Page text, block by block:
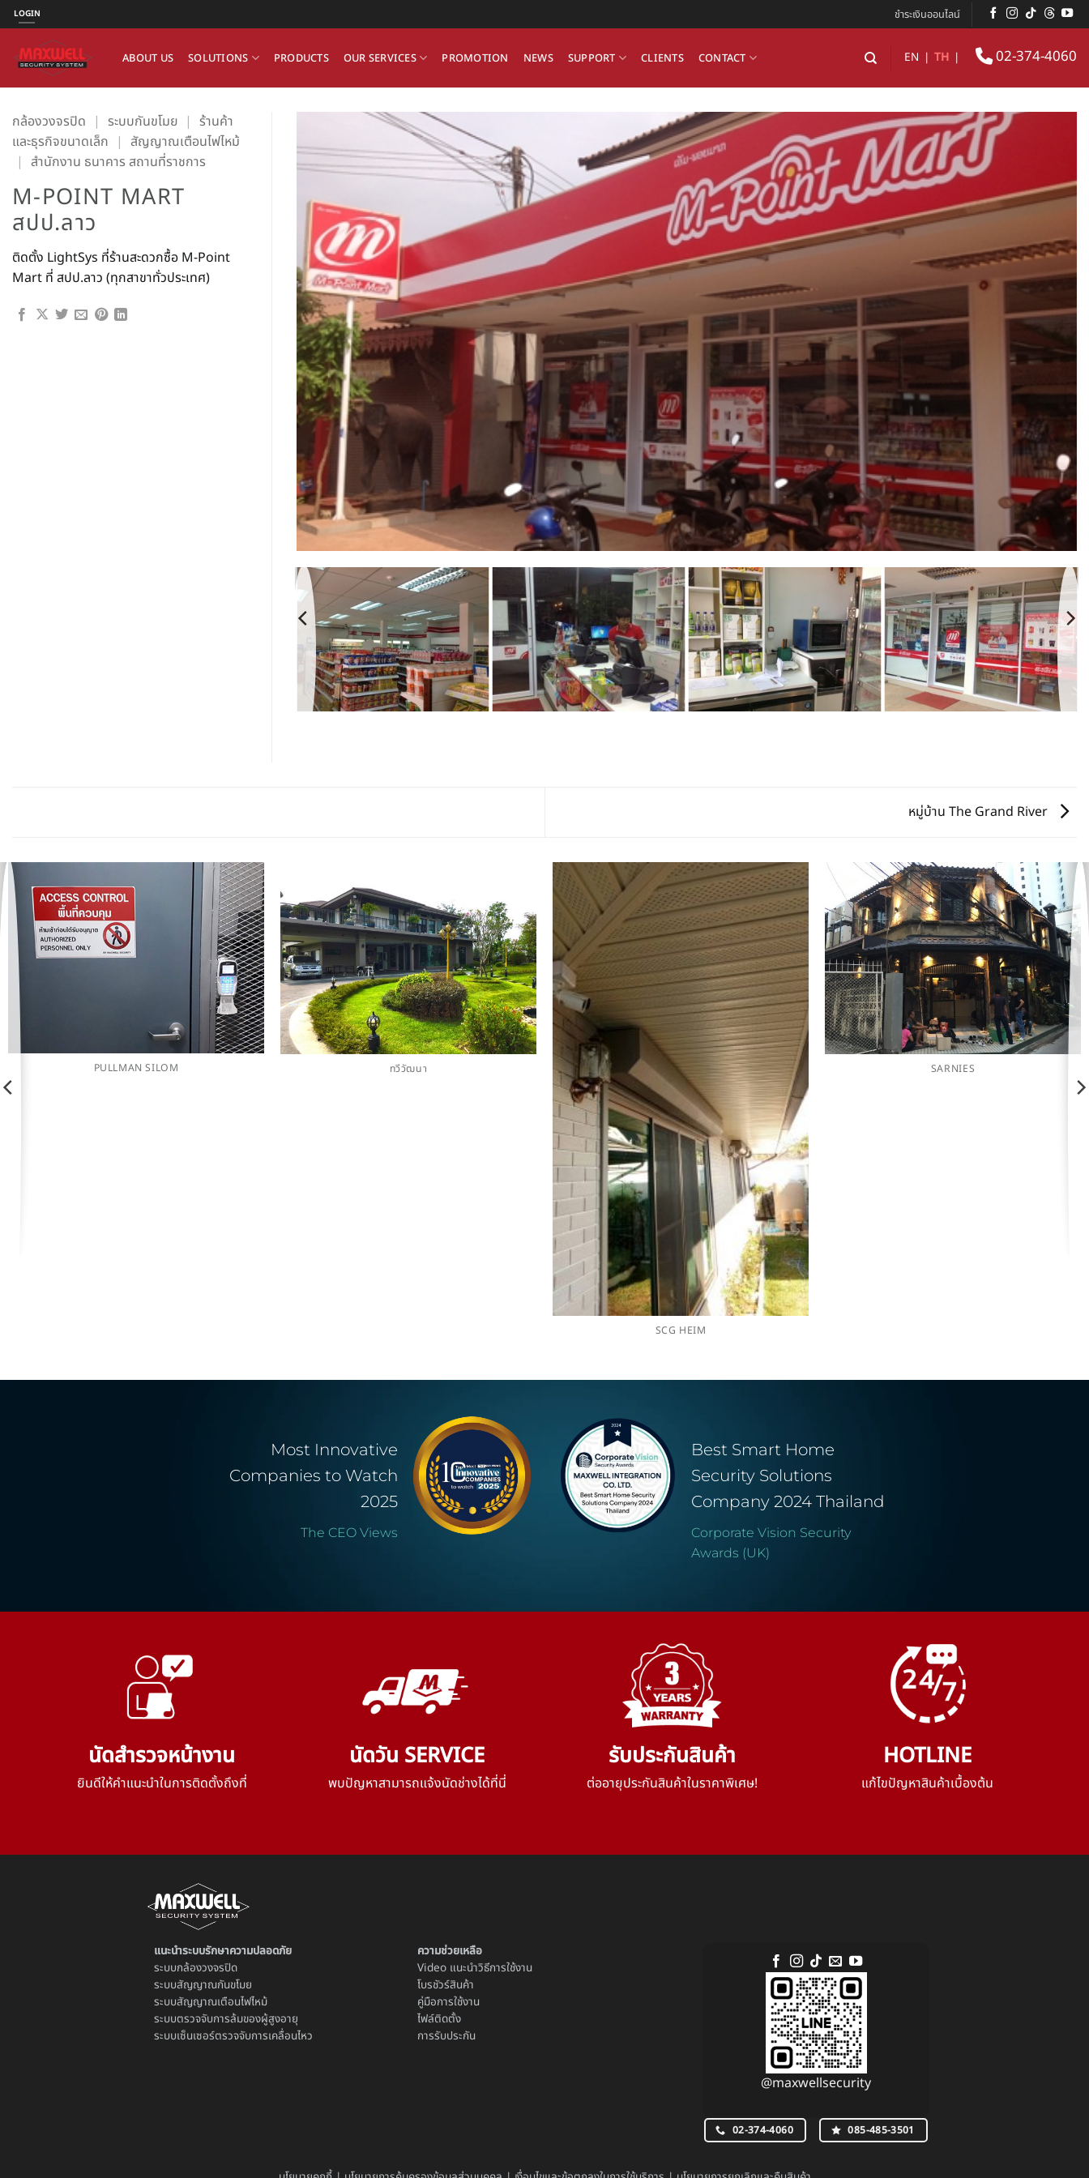
ข้าม
ไป
เนื้อหา
LOGIN ชำระเงินออนไลน์
ABOUT US SOLUTIONS PRODUCTS OUR SERVICES PROMOTION NEWS SUPPORT CLIENTS CONTACT EN | TH | 02-374-4060
กล้องวงจรปิด | ระบบกันขโมย | ร้านค้า
และธุรกิจขนาดเล็ก | สัญญาณเตือนไฟไหม้
| สำนักงาน ธนาคาร สถานที่ราชการ
M-POINT MART
สปป.ลาว
ติดตั้ง LightSys ที่ร้านสะดวกซื้อ M-Point
Mart ที่ สปป.ลาว (ทุกสาขาทั่วประเทศ)
หมู่บ้าน The Grand River
PULLMAN SILOM ทวีวัฒนา
SCG HEIM
SARNIES
Most Innovative
Companies to Watch
2025
The CEO Views
Best Smart Home
Security Solutions
Company 2024 Thailand
Corporate Vision Security
Awards (UK)
นัดสำรวจหน้างาน
ยินดีให้คำแนะนำในการติดตั้งถึงที่
นัดวัน SERVICE
พบปัญหาสามารถแจ้งนัดช่างได้ที่นี่
รับประกันสินค้า
ต่ออายุประกันสินค้าในราคาพิเศษ!
HOTLINE
แก้ไขปัญหาสินค้าเบื้องต้น
แนะนำระบบรักษาความปลอดภัย
ระบบกล้องวงจรปิด
ระบบสัญญาณกันขโมย
ระบบสัญญาณเตือนไฟไหม้
ระบบตรวจจับการล้มของผู้สูงอายุ
ระบบเซ็นเซอร์ตรวจจับการเคลื่อนไหว
ความช่วยเหลือ
Video แนะนำวิธีการใช้งาน
โบรชัวร์สินค้า
คู่มือการใช้งาน
ไฟล์ติดตั้ง
การรับประกัน
@maxwellsecurity
02-374-4060 085-485-3501